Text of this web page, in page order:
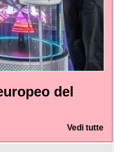
del
Vedi tutte